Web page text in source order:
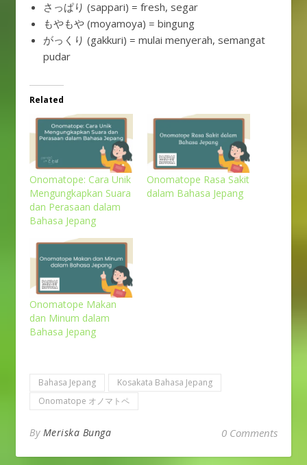
さっぱり (sappari) = fresh, segar
もやもや (moyamoya) = bingung
がっくり (gakkuri) = mulai menyerah, semangat
pudar
Related
Onomatope: Cara Unik
Mengungkapkan Suara
dan Perasaan dalam
Bahasa Jepang
Onomatope Rasa Sakit
dalam Bahasa Jepang
Onomatope Makan
dan Minum dalam
Bahasa Jepang
Bahasa Jepang
Kosakata Bahasa Jepang
Onomatope オノマトペ
By Meriska Bunga 0 Comments